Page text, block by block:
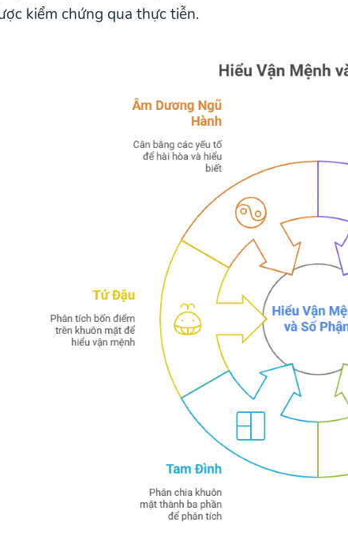
kiểm chứng qua thực tiễn.